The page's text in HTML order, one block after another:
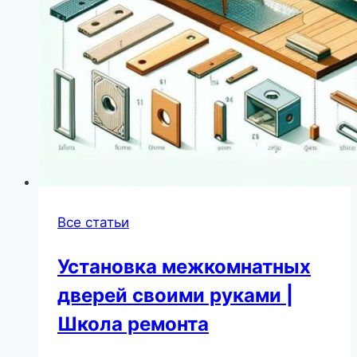
Все статьи
Установка межкомнатных
дверей своими руками |
Школа ремонта